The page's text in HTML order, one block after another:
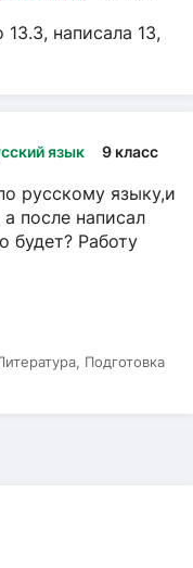
написала 13,
язык 9 класс
русскому языку,и
после написал
будет? Работу
Подготовка